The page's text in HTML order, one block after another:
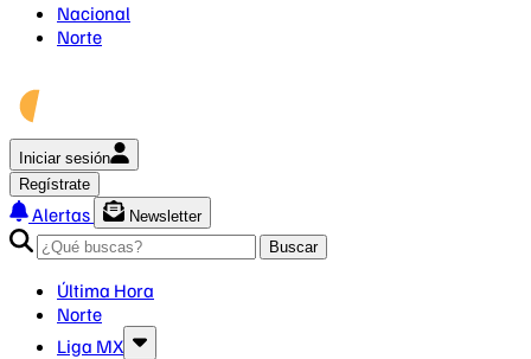
Nacional
Norte
Iniciar sesión
Regístrate
Alertas
Newsletter
Buscar
Última Hora
Norte
Liga MX